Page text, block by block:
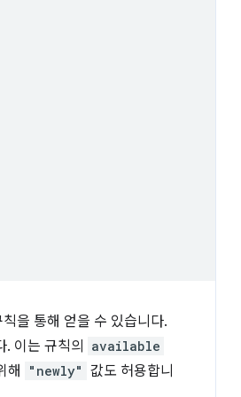
을 통해 얻을 수 있습니다.
이는 규칙의
available
해 "newly" 값도 허용합니